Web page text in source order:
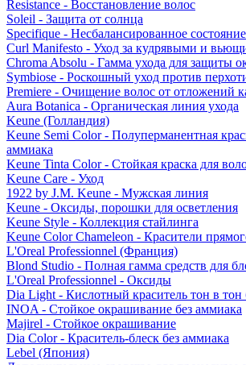
Resistance - Восстановление волос
Soleil - Защита от солнца
Specifique - Несбалансированное
Curl Manifesto - Уход за кудрявыми и
Chroma Absolu - Гамма ухода для защиты
Symbiose - Роскошный уход против
Premiere - Очищение волос от отложений
Aura Botanica - Органическая линия ухода
Keune (Голландия)
Keune Semi Color - Полуперманентная
аммиака
Keune Tinta Color - Стойкая краска для
Keune Care - Уход
1922 by J.M. Keune - Мужская линия
Keune - Оксиды, порошки для осветления
Keune Style - Коллекция стайлинга
Keune Color Chameleon - Красители
L'Oreal Professionnel (Франция)
Blond Studio - Полная гамма средств для
L'Oreal Professionnel - Оксиды
Dia Light - Кислотный краситель тон в тон
INOA - Стойкое окрашивание без аммиака
Majirel - Стойкое окрашивание
Dia Color - Краситель-блеск без аммиака
Lebel (Япония)